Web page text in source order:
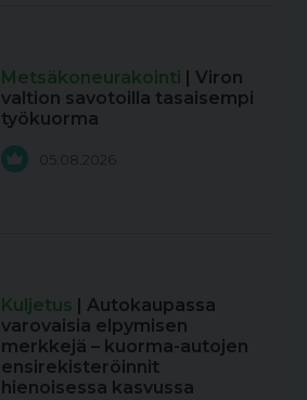
Metsäkoneurakointi
| Viron
valtion savotoilla tasaisempi
työkuorma
05.08.2026
Kuljetus
| Autokaupassa
varovaisia elpymisen
merkkejä – kuorma-autojen
ensirekisteröinnit
hienoisessa kasvussa